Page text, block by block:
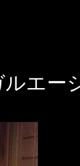
エー